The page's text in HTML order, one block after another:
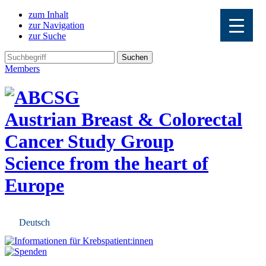
zum Inhalt
zur Navigation
zur Suche
Members
Austrian Breast & Colorectal
Cancer Study Group
Science from the heart of
Europe
Deutsch